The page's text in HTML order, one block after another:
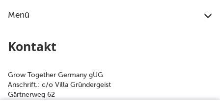
Menü
Kontakt
Grow Together Germany gUG
Anschrift.: c/o Villa Gründergeist
Gärtnerweg 62